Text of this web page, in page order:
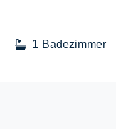
Badezimmer
1